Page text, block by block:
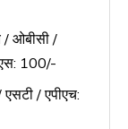
/ ओबीसी /
100/-
/ एपीएच: